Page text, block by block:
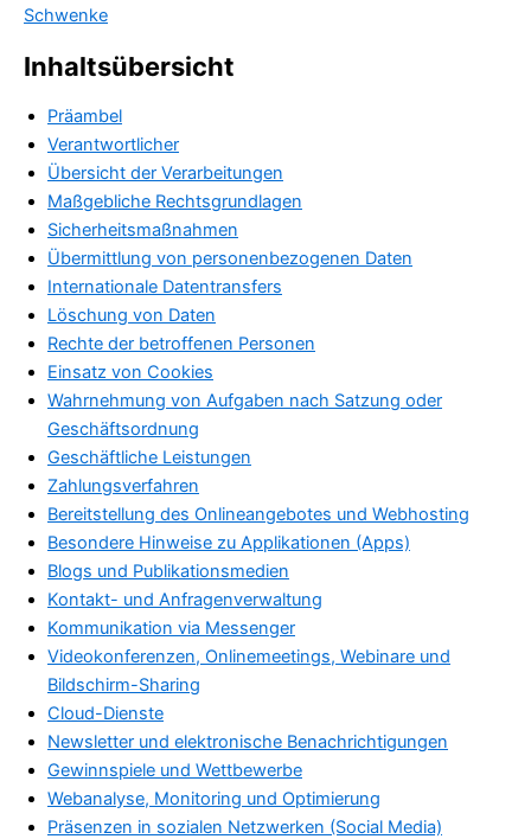
Schwenke
Inhaltsübersicht
Präambel
Verantwortlicher
Übersicht der Verarbeitungen
Maßgebliche Rechtsgrundlagen
Sicherheitsmaßnahmen
Übermittlung von personenbezogenen Daten
Internationale Datentransfers
Löschung von Daten
Rechte der betroffenen Personen
Einsatz von Cookies
Wahrnehmung von Aufgaben nach Satzung oder
Geschäftsordnung
Geschäftliche Leistungen
Zahlungsverfahren
Bereitstellung des Onlineangebotes und Webhosting
Besondere Hinweise zu Applikationen (Apps)
Blogs und Publikationsmedien
Kontakt- und Anfragenverwaltung
Kommunikation via Messenger
Videokonferenzen, Onlinemeetings, Webinare und
Bildschirm-Sharing
Cloud-Dienste
Newsletter und elektronische Benachrichtigungen
Gewinnspiele und Wettbewerbe
Webanalyse, Monitoring und Optimierung
Präsenzen in sozialen Netzwerken (Social Media)